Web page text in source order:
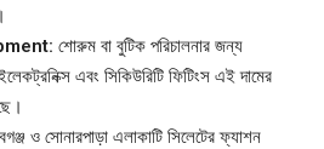
শোরুম বা বুটিক পরিচালনার জন্য
এবং সিকিউরিটি ফিটিংস এই দামের
ও সোনারপাড়া এলাকাটি সিলেটের ফ্যাশন